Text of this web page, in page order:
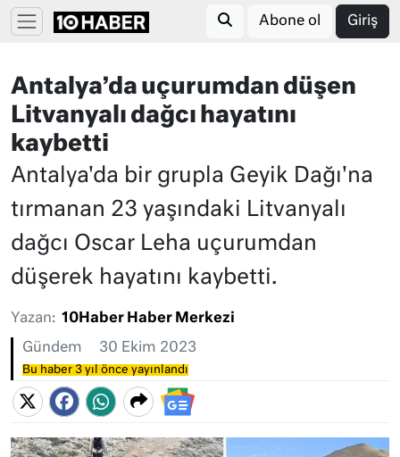
Abone ol Giriş
Antalya’da uçurumdan düşen
Litvanyalı dağcı hayatını
kaybetti
Antalya'da bir grupla Geyik Dağı'na
tırmanan 23 yaşındaki Litvanyalı
dağcı Oscar Leha uçurumdan
düşerek hayatını kaybetti.
Yazan: 10Haber Haber Merkezi
Gündem 30 Ekim 2023
Bu haber 3 yıl önce yayınlandı